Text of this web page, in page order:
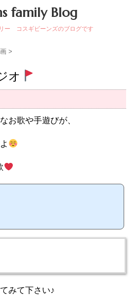
family Blog
ー コスギビーンズのブログです
>
オ
お歌や手遊びが、
みて下さい♪